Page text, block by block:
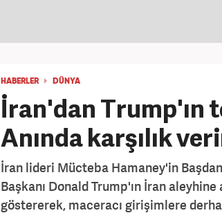
HABERLER DÜNYA
İran'dan Trump'ın
Anında karşılık
İran lideri Mücteba Hamaney'in
Başkanı Donald Trump'ın İran
göstererek, maceracı girişimlere